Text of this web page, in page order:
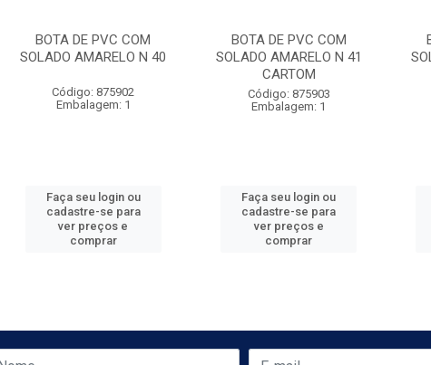
BOTA DE PVC COM
SOLADO AMARELO N 40
Código: 875902
Embalagem: 1
Faça seu login ou
cadastre-se para
ver preços e
comprar
BOTA DE PVC COM
SOLADO AMARELO N 41
CARTOM
Código: 875903
Embalagem: 1
Faça seu login ou
cadastre-se para
ver preços e
comprar